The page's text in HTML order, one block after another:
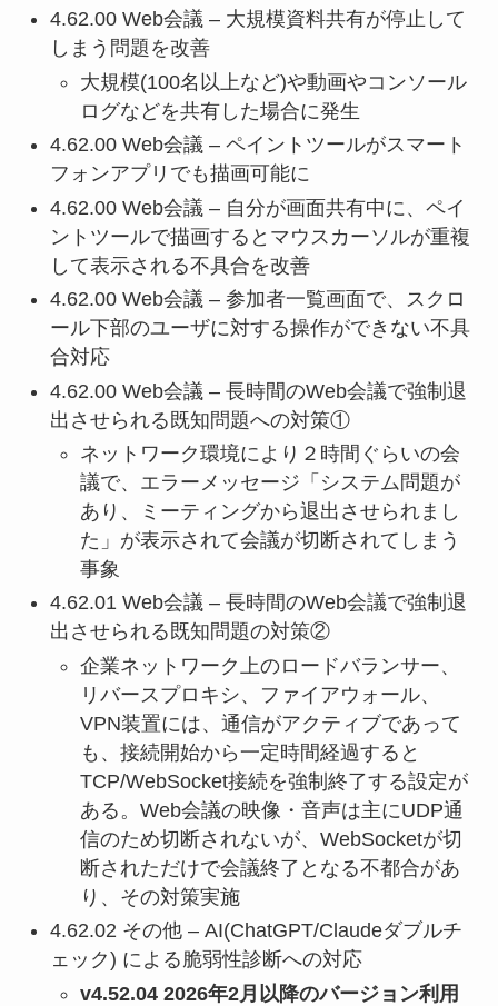
4.62.00 Web会議 – 大規模資料共有が停止して
しまう問題を改善
大規模(100名以上など)や動画やコンソール
ログなどを共有した場合に発生
4.62.00 Web会議 – ペイントツールがスマート
フォンアプリでも描画可能に
4.62.00 Web会議 – 自分が画面共有中に、ペイ
ントツールで描画するとマウスカーソルが重複
して表示される不具合を改善
4.62.00 Web会議 – 参加者一覧画面で、スクロ
ール下部のユーザに対する操作ができない不具
合対応
4.62.00 Web会議 – 長時間のWeb会議で強制退
出させられる既知問題への対策①
ネットワーク環境により２時間ぐらいの会
議で、エラーメッセージ「システム問題が
あり、ミーティングから退出させられまし
た」が表示されて会議が切断されてしまう
事象
4.62.01 Web会議 – 長時間のWeb会議で強制退
出させられる既知問題の対策②
企業ネットワーク上のロードバランサー、
リバースプロキシ、ファイアウォール、
VPN装置には、通信がアクティブであって
も、接続開始から一定時間経過すると
TCP/WebSocket接続を強制終了する設定が
ある。Web会議の映像・音声は主にUDP通
信のため切断されないが、WebSocketが切
断されただけで会議終了となる不都合があ
り、その対策実施
4.62.02 その他 – AI(ChatGPT/Claudeダブルチ
ェック) による脆弱性診断への対応
v4.52.04 2026年2月以降のバージョン利用